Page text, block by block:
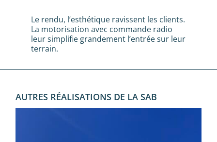
Le rendu, l’esthétique ravissent les clients.
La motorisation avec commande radio
leur simplifie grandement l’entrée sur leur
terrain.
AUTRES RÉALISATIONS DE LA SAB